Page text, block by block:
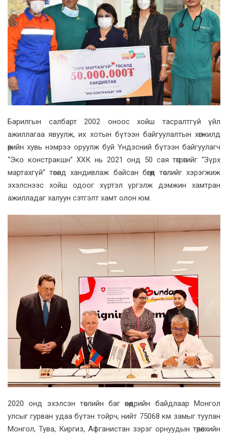
Барилгын салбарт 2002 оноос хойш тасралтгүй үйл
ажиллагаа явуулж, их хотын бүтээн байгуулалтын хөгжилд
өөрийн хувь нэмрээ оруулж буй Үндэсний бүтээн байгуулагч
“Эко констракшн” ХХК нь 2021 онд 50 сая төгрөгийг “Зүрх
мартахгүй” төсөлд хандивлаж байсан бөгөөд төслийг хэрэгжиж
эхэлснээс хойш одоог хүртэл үргэлж дэмжин хамтран
ажилладаг халуун сэтгэлт хамт олон юм.
2020 онд эхэлсэн төслийн баг өнөөдрийн байдлаар Монгол
улсыг гурван удаа бүтэн тойрч, нийт 75068 км замыг туулан
Монгол, Тува, Киргиз, Афганистан зэрэг орнуудын төрөлхийн